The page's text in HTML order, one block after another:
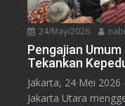
24/May/2026
Pengajian
Tekankan
Jakarta, 24 Mei
Jakarta Utara